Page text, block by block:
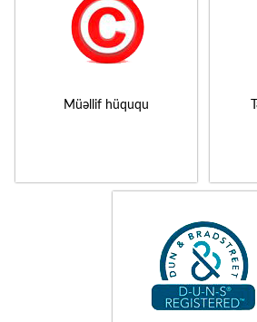
Müəllif hüququ